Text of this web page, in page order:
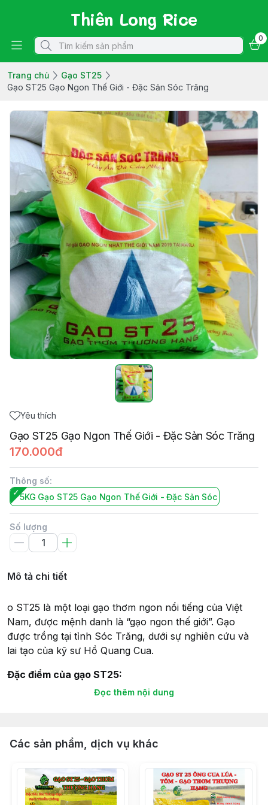
Thiên Long Rice
0
Trang chủ
Gạo ST25
Gạo ST25 Gạo Ngon Thế Giới - Đặc Sản Sóc Trăng
Yêu thích
Gạo ST25 Gạo Ngon Thế Giới - Đặc Sản Sóc Trăng
170.000đ
Thông số:
5KG Gạo ST25 Gạo Ngon Thế Giới - Đặc Sản Sóc Trăng
Số lượng
Mô tả chi tiết
o ST25 là một loại gạo thơm ngon nổi tiếng của Việt
Nam, được mệnh danh là “gạo ngon thế giới”. Gạo
được trồng tại tỉnh Sóc Trăng, dưới sự nghiên cứu và
lai tạo của kỹ sư Hồ Quang Cua.
Đặc điểm của gạo ST25:
Hạt gạo dài, thon, màu trắng trong.
Gạo chứa nhiều dinh dưỡng, tốt cho sức khỏe.
Gạo ST25 được sử dụng để:
Nấu cơm trắng.
Đọc thêm nội dung
Các sản phẩm, dịch vụ khác